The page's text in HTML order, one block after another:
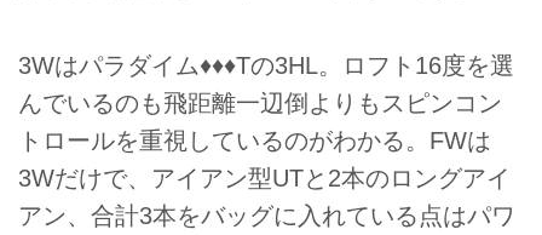
3Wはパラダイム♦♦♦Tの3HL。ロフト16度を選
んでいるのも飛距離一辺倒よりもスピンコン
トロールを重視しているのがわかる。FWは
3Wだけで、アイアン型UTと2本のロングアイ
アン、合計3本をバッグに入れている点はパワ